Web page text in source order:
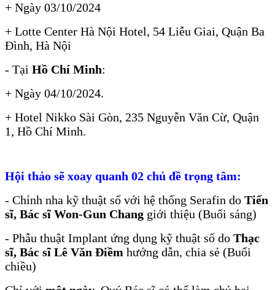
+ Ngày 03/10/2024
+ Lotte Center Hà Nội Hotel, 54 Liễu Giai, Quận Ba
Đình, Hà Nội
- Tại Hồ Chí Minh:
+ Ngày 04/10/2024.
+ Hotel Nikko Sài Gòn, 235 Nguyễn Văn Cừ, Quận
1, Hồ Chí Minh.
Hội thảo sẽ xoay quanh 02 chủ đề trọng tâm:
- Chỉnh nha kỹ thuật số với hệ thống Serafin do Tiến
sĩ, Bác sĩ Won-Gun Chang giới thiệu (Buổi sáng)
- Phẫu thuật Implant ứng dụng kỹ thuật số do Thạc
sĩ, Bác sĩ Lê Văn Điềm hướng dẫn, chia sẻ (Buổi
chiều)